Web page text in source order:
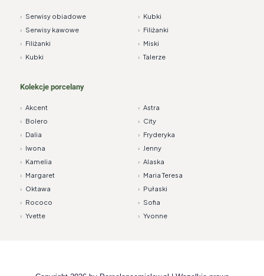
› Serwisy obiadowe
› Serwisy kawowe
› Filiżanki
› Kubki
› Kubki
› Filiżanki
› Miski
› Talerze
Kolekcje porcelany
› Akcent › Astra
› Bolero › City
› Dalia › Fryderyka
› Iwona › Jenny
› Kamelia › Alaska
› Margaret › Maria Teresa
› Oktawa › Pułaski
› Rococo › Sofia
› Yvette › Yvonne